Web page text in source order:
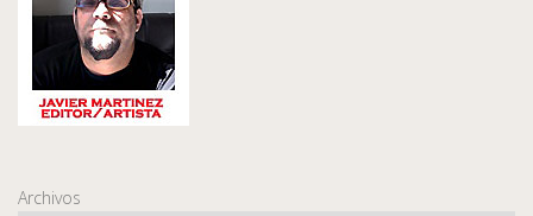
Archivos